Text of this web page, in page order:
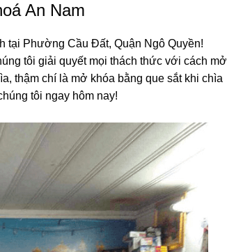
An Nam
tại Phường Cầu Đất, Quận Ngô Quyền!
tôi giải quyết mọi thách thức với cách mở
thậm chí là mở khóa bằng que sắt khi chìa
tôi ngay hôm nay!